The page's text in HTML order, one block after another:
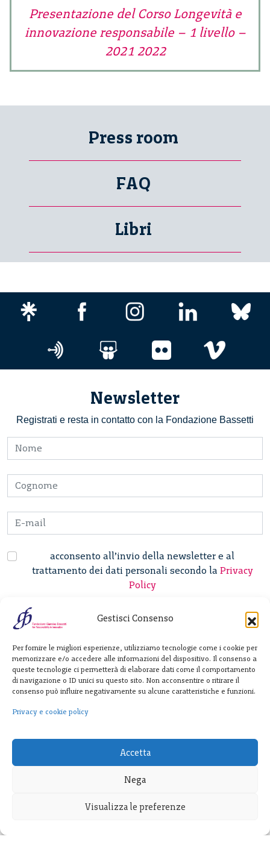
Gestisci Consenso
Per fornire le migliori esperienze, utilizziamo tecnologie come i cookie per
memorizzare e/o accedere alle informazioni del dispositivo. Il consenso a
queste tecnologie ci permetterà di elaborare dati come il comportamento
di navigazione o ID unici su questo sito. Non acconsentire o ritirare il
consenso può influire negativamente su alcune caratteristiche e funzioni.
Privacy e cookie policy
Accetta
Nega
Visualizza le preferenze
Presentazione del Corso Longevità e
innovazione responsabile – 1 livello –
2021 2022
Press room
FAQ
Libri
Newsletter
Registrati e resta in contatto con la Fondazione Bassetti
acconsento all’invio della newsletter e al
trattamento dei dati personali secondo la Privacy
Policy
Giannino Bassetti ETS
Via Michele Barozzi 4
F. + 39 02 76392030
info@fondazionebassetti.org